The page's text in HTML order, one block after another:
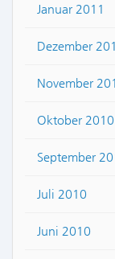
Januar 2011
Dezember
November
Oktober 2010
September
Juli 2010
Juni 2010